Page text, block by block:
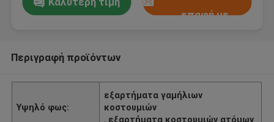
επαφή με
Περιγραφή προϊόντων
Υψηλό φως:
εξαρτήματα γαμήλιων
κοστουμιών
, εξαρτήματα κοστουμιών ατόμων